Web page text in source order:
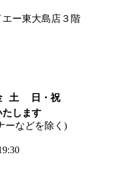
エー東大島店３階
土
日・祝
たします
ーなどを除く)